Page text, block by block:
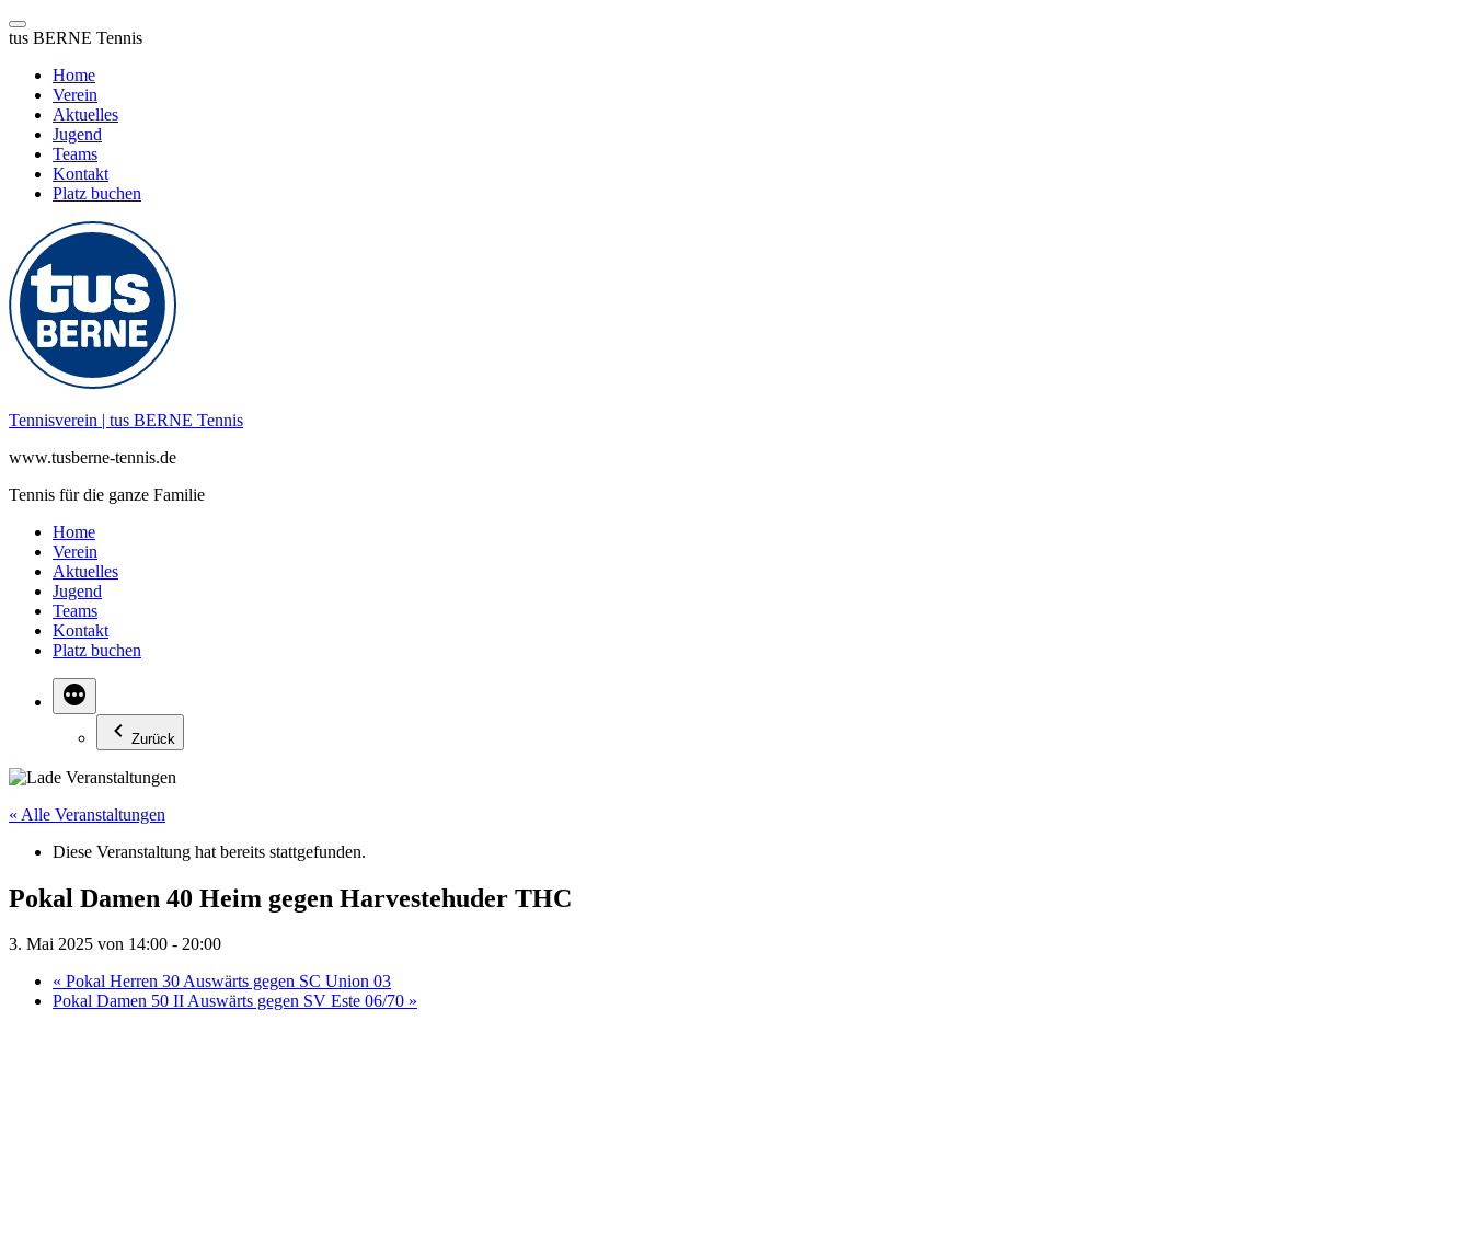
tus BERNE Tennis
Home
Verein
Aktuelles
Jugend
Teams
Kontakt
Platz buchen
Inhalt
springen
Tennisverein | tus BERNE Tennis
www.tusberne-tennis.de
Tennis für die ganze Familie
Home
Verein
Aktuelles
Jugend
Teams
Kontakt
Platz buchen
Zurück
« Alle Veranstaltungen
Diese Veranstaltung hat bereits stattgefunden.
Pokal Damen 40 Heim gegen Harvestehuder THC
3. Mai 2025 von 14:00 - 20:00
« Pokal Herren 30 Auswärts gegen SC Union 03
Pokal Damen 50 II Auswärts gegen SV Este 06/70 »